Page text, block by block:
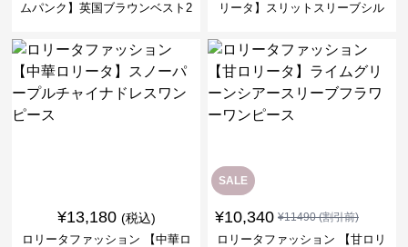
ムパンク】英国ブラウンベスト2
リータ】スリットスリーブシル
¥13,180 (税込)
ロリータファッション 【中華ロ
SALE
¥10,340 ¥11490(割引前)
ロリータファッション 【甘ロリ